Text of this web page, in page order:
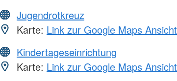
Jugendrotkreuz
Karte: Link zur Google Maps Ansicht
Kindertageseinrichtung
Karte: Link zur Google Maps Ansicht